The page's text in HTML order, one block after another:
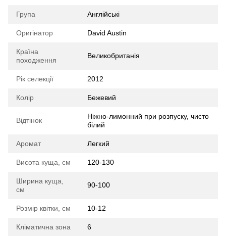
Група Англійські
Оригінатор David Austin
Країна
походження
Великобританія
Рік селекції 2012
Колір Бежевий
Відтінок
Ніжно-лимонний при розпуску, чисто
білий
Аромат Легкий
Висота куща, см 120-130
Ширина куща,
см
90-100
Розмір квітки, см 10-12
Кліматична зона 6